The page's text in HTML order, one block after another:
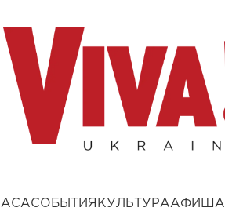
СОБЫТИЯ КУЛЬТУРААФИША